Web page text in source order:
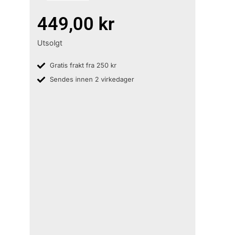
449,00 kr
Utsolgt
Gratis frakt fra 250 kr
Sendes innen 2 virkedager